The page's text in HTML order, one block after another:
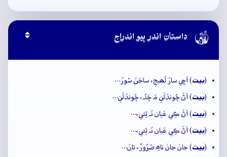
 داستان اندر ٻيو اندراج
(بيت) اَچِي سارَ لَھيجِ، ساجَنَ سُورَ…
(بيت) اَڻَ چُوندَلَنِ مَ چَئُہ، چُوندَلَنِ…
(بيت) اَڻَ ڪِي عَيان نَہ ٿِئي،…
(بيت) اَڻَ ڪِي عَيان نَہ ٿِئي،…
(بيت) جانۡ جانۡ ناھِ ضَرُورُ، تانۡ…